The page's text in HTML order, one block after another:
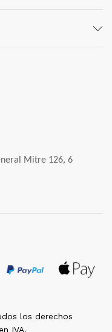
Mitre 126, 6
los derechos
IVA.